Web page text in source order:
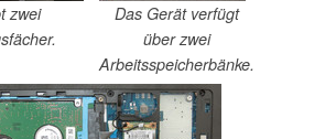
zwei
Das Gerät verfügt
über zwei
Arbeitsspeicherbänke.